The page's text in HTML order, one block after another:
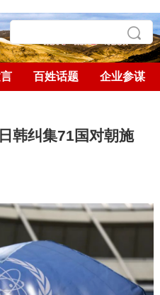
百姓话题 企业参谋
韩纠集71国对朝施